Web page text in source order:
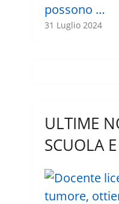
possono …
31 Luglio 2024
ULTIME
SCUOLA